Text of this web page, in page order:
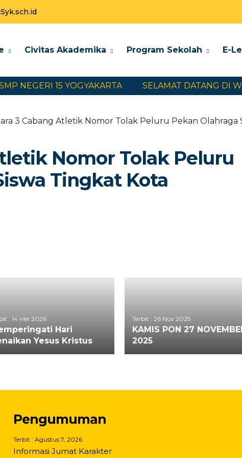
Civitas Akademika Program Sekolah E-
NEGERI 15 YOGYAKARTA SELAMAT DATANG DI
3 Cabang Atletik Nomor Tolak Peluru Pekan Olahraga
Nomor Tolak Peluru
Tingkat Kota
: 14 Mei 2026
Hari
Yesus Kristus
Terbit : 26 Nov 2025
KAMIS PON 27
2025
Pengumuman
Terbit : Agustus 7, 2026
Informasi Jumat Karakter